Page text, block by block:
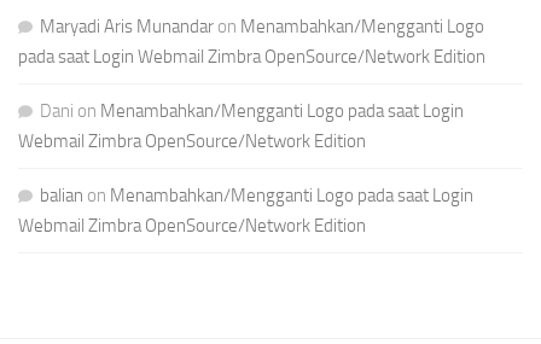
Maryadi Aris Munandar on Menambahkan/Mengganti Logo
pada saat Login Webmail Zimbra OpenSource/Network Edition
Dani on Menambahkan/Mengganti Logo pada saat Login
Webmail Zimbra OpenSource/Network Edition
balian on Menambahkan/Mengganti Logo pada saat Login
Webmail Zimbra OpenSource/Network Edition